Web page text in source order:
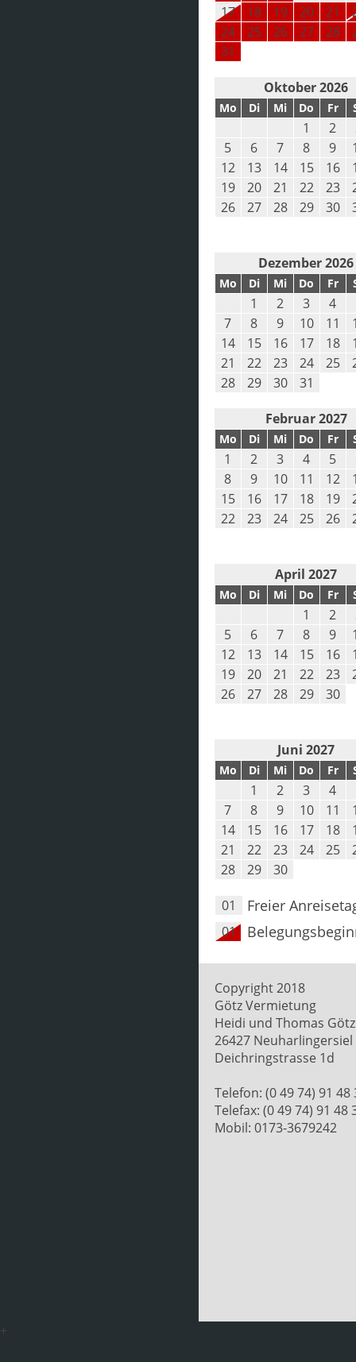
17
18 19 20 21
24
25 26 27 28
31
Oktober 2026
Mo Di Mi Do Fr
1 2
5
6 7 8 9
12
13 14 15 16
19
20 21 22 23
26
27 28 29 30
Dezember 2026
Mo Di Mi Do Fr
1 2 3 4
7
8 9 10 11
14
15 16 17 18
21
22 23 24 25
28
29 30 31
Februar 2027
Mo Di Mi Do Fr
1 2 3 4 5
8
9 10 11 12
15
16 17 18 19
22
23 24 25 26
April 2027
Mo Di Mi Do Fr
1 2
5
6 7 8 9
12
13 14 15 16
19
20 21 22 23
26
27 28 29 30
Juni 2027
Mo Di Mi Do Fr
1 2 3 4
7
8 9 10 11
14
15 16 17 18
21
22 23 24 25
28
29 30
01 Freier
01
Copyright 2018
Götz Vermietung
Heidi und Thomas Götz
26427 Neuharlingersiel
Deichringstrasse 1d
Telefon: (0 49 74) 91 48
Telefax: (0 49 74) 91 48
Mobil: 0173-3679242
+